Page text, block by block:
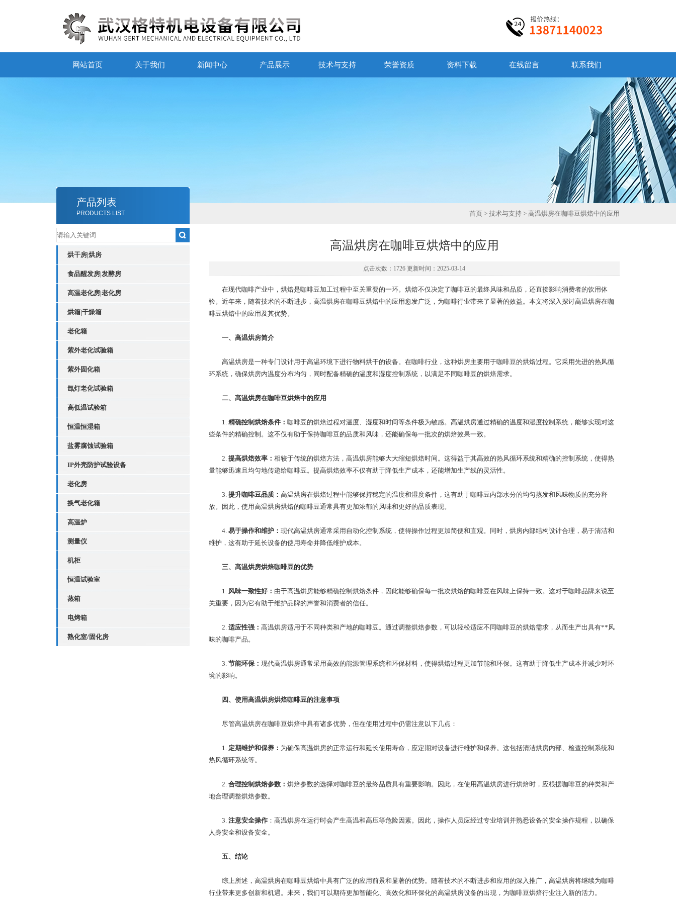
网站首页 关于我们 新闻中心 产品展示 技术与支持 荣誉资质 资料下载 在线留言 联系我们
产品列表
PRODUCTS LIST
烘干房|烘房
食品醒发房|发酵房
高温老化房|老化房
烘箱|干燥箱
老化箱
紫外老化试验箱
紫外固化箱
氙灯老化试验箱
高低温试验箱
恒温恒湿箱
盐雾腐蚀试验箱
IP外壳防护试验设备
老化房
换气老化箱
高温炉
测量仪
机柜
恒温试验室
蒸箱
电烤箱
熟化室/固化房
首页 > 技术与支持 > 高温烘房在咖啡豆烘焙中的应用
高温烘房在咖啡豆烘焙中的应用
点击次数：1726 更新时间：2025-03-14
在现代咖啡产业中，烘焙是咖啡豆加工过程中至关重要的一环。烘焙不仅决定了咖啡豆的最终风味和品质，还直接影响消费者的饮用体
验。近年来，随着技术的不断进步，高温烘房在咖啡豆烘焙中的应用愈发广泛，为咖啡行业带来了显著的效益。本文将深入探讨高温烘房在咖
啡豆烘焙中的应用及其优势。
一、高温烘房简介
高温烘房是一种专门设计用于高温环境下进行物料烘干的设备。在咖啡行业，这种烘房主要用于咖啡豆的烘焙过程。它采用先进的热风循
环系统，确保烘房内温度分布均匀，同时配备精确的温度和湿度控制系统，以满足不同咖啡豆的烘焙需求。
二、高温烘房在咖啡豆烘焙中的应用
1. 精确控制烘焙条件 ： 咖啡豆的烘焙过程对温度、湿度和时间等条件极为敏感。高温烘房通过精确的温度和湿度控制系统，能够实现对这
些条件的精确控制。这不仅有助于保持咖啡豆的品质和风味，还能确保每一批次的烘焙效果一致。
2. 提高烘焙效率 ： 相较于传统的烘焙方法，高温烘房能够大大缩短烘焙时间。这得益于其高效的热风循环系统和精确的控制系统，使得热
量能够迅速且均匀地传递给咖啡豆。提高烘焙效率不仅有助于降低生产成本，还能增加生产线的灵活性。
3. 提升咖啡豆品质 ： 高温烘房在烘焙过程中能够保持稳定的温度和湿度条件，这有助于咖啡豆内部水分的均匀蒸发和风味物质的充分释
放。因此，使用高温烘房烘焙的咖啡豆通常具有更加浓郁的风味和更好的品质表现。
4. 易于操作和维护 ： 现代高温烘房通常采用自动化控制系统，使得操作过程更加简便和直观。同时，烘房内部结构设计合理，易于清洁和
维护，这有助于延长设备的使用寿命并降低维护成本。
三、高温烘房烘焙咖啡豆的优势
1. 风味一致性好： 由于高温烘房能够精确控制烘焙条件，因此能够确保每一批次烘焙的咖啡豆在风味上保持一致。这对于咖啡品牌来说至
关重要，因为它有助于维护品牌的声誉和消费者的信任。
2. 适应性强 ： 高温烘房适用于不同种类和产地的咖啡豆。通过调整烘焙参数，可以轻松适应不同咖啡豆的烘焙需求，从而生产出具有**风
味的咖啡产品。
3. 节能环保 ： 现代高温烘房通常采用高效的能源管理系统和环保材料，使得烘焙过程更加节能和环保。这有助于降低生产成本并减少对环
境的影响。
四、使用高温烘房烘焙咖啡豆的注意事项
尽管高温烘房在咖啡豆烘焙中具有诸多优势，但在使用过程中仍需注意以下几点：
1. 定期维护和保养 ： 为确保高温烘房的正常运行和延长使用寿命，应定期对设备进行维护和保养。这包括清洁烘房内部、检查控制系统和
热风循环系统等。
2. 合理控制烘焙参数 ： 烘焙参数的选择对咖啡豆的最终品质具有重要影响。因此，在使用高温烘房进行烘焙时，应根据咖啡豆的种类和产
地合理调整烘焙参数。
3. 注意安全操作 ：高温烘房在运行时会产生高温和高压等危险因素。因此，操作人员应经过专业培训并熟悉设备的安全操作规程，以确保
人身安全和设备安全。
五、结论
综上所述，高温烘房在咖啡豆烘焙中具有广泛的应用前景和显著的优势。随着技术的不断进步和应用的深入推广，高温烘房将继续为咖啡
行业带来更多创新和机遇。未来，我们可以期待更加智能化、高效化和环保化的高温烘房设备的出现，为咖啡豆烘焙行业注入新的活力。